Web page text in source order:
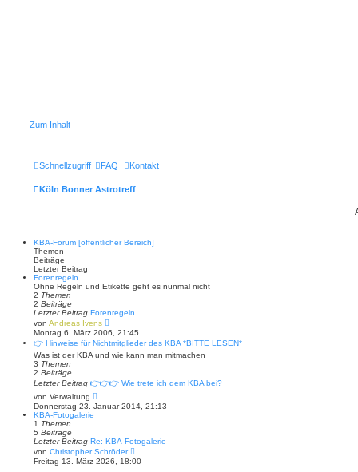
Zum Inhalt
Schnellzugriff FAQ Kontakt
Köln Bonner Astrotreff
KBA-Forum [öffentlicher Bereich]
Themen
Beiträge
Letzter Beitrag
Forenregeln
Ohne Regeln und Etikette geht es nunmal nicht
2 Themen
2 Beiträge
Letzter Beitrag Forenregeln
von Andreas Ivens
e
u
e
s
r
i
g
Montag 6. März 2006, 21:45
👉 Hinweise für Nichtmitglieder des KBA *BITTE LESEN*
Was ist der KBA und wie kann man mitmachen
3 Themen
2 Beiträge
Letzter Beitrag 👉👉👉 Wie trete ich dem KBA bei?
von Verwaltung
e
u
e
r
B
Donnerstag 23. Januar 2014, 21:13
KBA-Fotogalerie
1 Themen
5 Beiträge
Letzter Beitrag Re: KBA-Fotogalerie
von Christopher Schröder
e
u
Freitag 13. März 2026, 18:00